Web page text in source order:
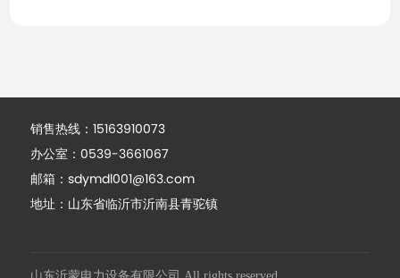
销售热线： 15163910073
办公室： 0539-3661067
邮箱： sdymdl001@163.com
地址：山东省临沂市沂南县青驼镇